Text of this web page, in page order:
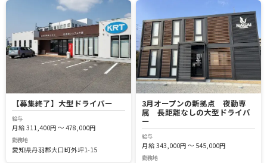
【募集終了】大型ドライバー
給与
月給 311,400円 ～ 478,000円
勤務地
愛知県丹羽郡大口町外坪1-15
3月オープンの新拠点 夜勤専
属 長距離なしの大型ドライバ
ー
給与
月給 343,000円 ～ 545,000円
勤務地